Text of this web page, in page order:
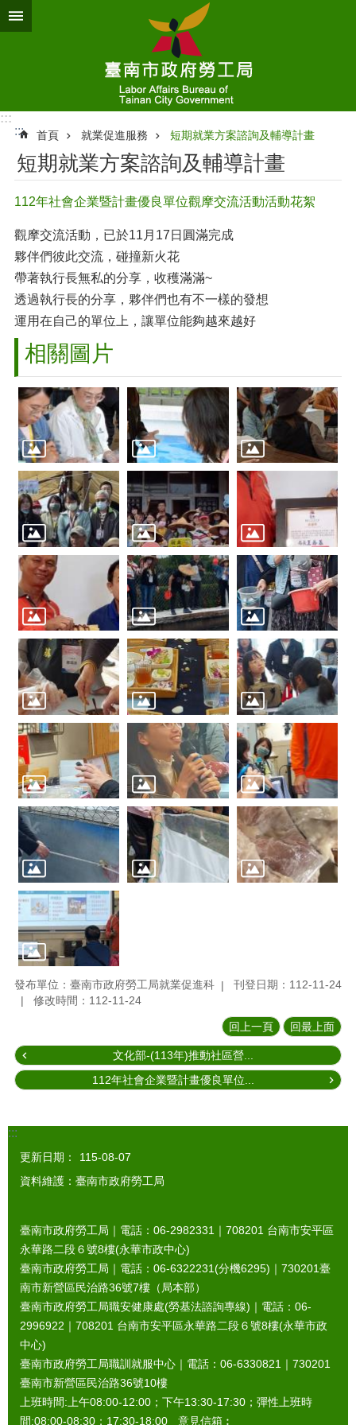
跳到主要內容區塊
:::
:::
首頁 就業促進服務 短期就業方案諮詢及輔導計畫
短期就業方案諮詢及輔導計畫
112年社會企業暨計畫優良單位觀摩交流活動活動花絮
觀摩交流活動，已於11月17日圓滿完成
夥伴們彼此交流，碰撞新火花
帶著執行長無私的分享，收穫滿滿~
透過執行長的分享，夥伴們也有不一樣的發想
運用在自己的單位上，讓單位能夠越來越好
相關圖片
發布單位：臺南市政府勞工局就業促進科
刊登日期：112-11-24
修改時間：112-11-24
回上一頁 回最上面
文化部-(113年)推動社區營...
112年社會企業暨計畫優良單位...
:::
更新日期：
115-08-07
資料維護：臺南市政府勞工局
臺南市政府勞工局｜電話：06-2982331｜ 708201 台南市安平區
永華路二段６號8樓(永華市政中心)
臺南市政府勞工局｜電話：06-6322231(分機6295)｜ 730201臺
南市新營區民治路36號7樓（局本部）
臺南市政府勞工局職安健康處(勞基法諮詢專線)｜電話：06-
2996922｜ 708201 台南市安平區永華路二段６號8樓(永華市政
中心)
臺南市政府勞工局職訓就服中心｜電話：06-6330821｜ 730201
臺南市新營區民治路36號10樓
上班時間:上午08:00-12:00；下午13:30-17:30；彈性上班時
間:08:00-08:30；17:30-18:00 意見信箱︰